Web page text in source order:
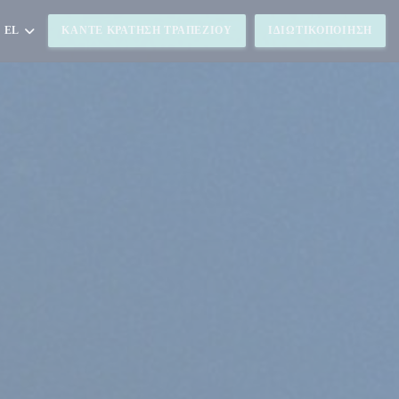
EL ΚΆΝΤΕ ΚΡΆΤΗΣΗ ΤΡΑΠΕΖΙΟΎ ΙΔΙΩΤΙΚΟΠΟΊΗΣΗ